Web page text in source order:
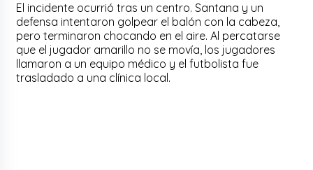
El incidente ocurrió tras un centro. Santana y un
defensa intentaron golpear el balón con la cabeza,
pero terminaron chocando en el aire. Al percatarse
que el jugador amarillo no se movía, los jugadores
llamaron a un equipo médico y el futbolista fue
trasladado a una clínica local.